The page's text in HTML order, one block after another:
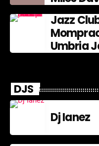
Jazz
Umbria
DJS
Dj Ianez